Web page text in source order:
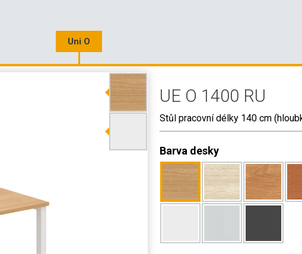
3D DATA
VELKOOBCHODNÍ KONTAKTY
Uni O
UE O 1400 RU
Stůl pracovní délky 140 cm
Barva desky